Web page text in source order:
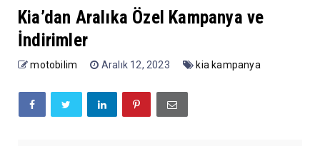
Kia’dan Aralıka Özel Kampanya ve
İndirimler
motobilim Aralık 12, 2023 kia kampanya